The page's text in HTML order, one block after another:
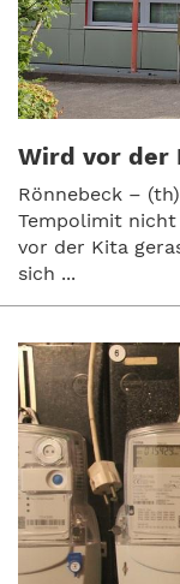
Wird vor der
Rönnebeck –
Tempolimit
vor der Kita
sich ...